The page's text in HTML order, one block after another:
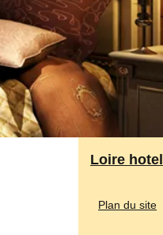
Loire hotel
Plan du site